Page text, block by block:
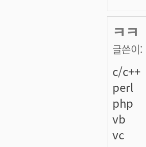
ㅋㅋ
글쓴이:
c/c++
perl
php
vb
vc